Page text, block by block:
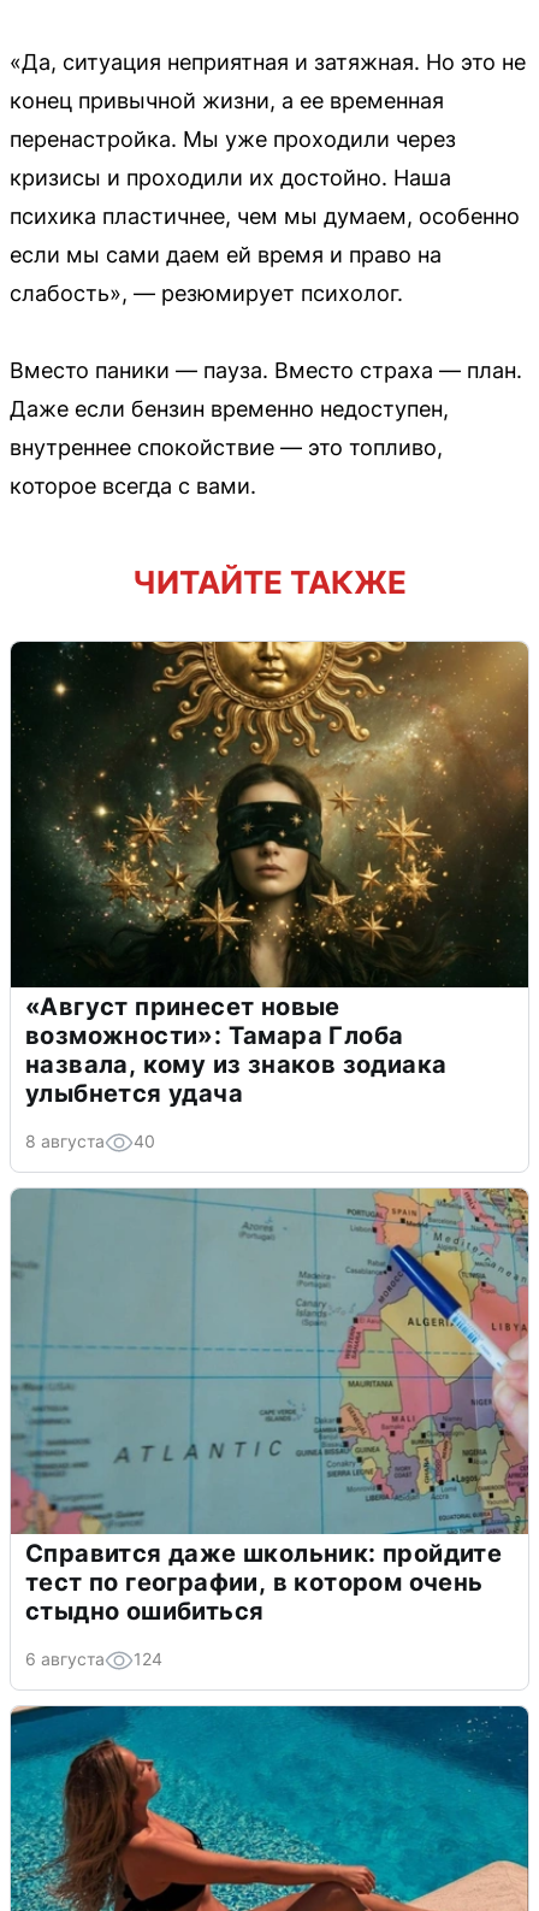
«Да, ситуация неприятная и затяжная. Но это не
конец привычной жизни, а ее временная
перенастройка. Мы уже проходили через
кризисы и проходили их достойно. Наша
психика пластичнее, чем мы думаем, особенно
если мы сами даем ей время и право на
слабость», — резюмирует психолог.
Вместо паники — пауза. Вместо страха — план.
Даже если бензин временно недоступен,
внутреннее спокойствие — это топливо,
которое всегда с вами.
ЧИТАЙТЕ ТАКЖЕ
«Август принесет новые
возможности»: Тамара Глоба
назвала, кому из знаков зодиака
улыбнется удача
8 августа 40
Справится даже школьник: пройдите
тест по географии, в котором очень
стыдно ошибиться
6 августа 124